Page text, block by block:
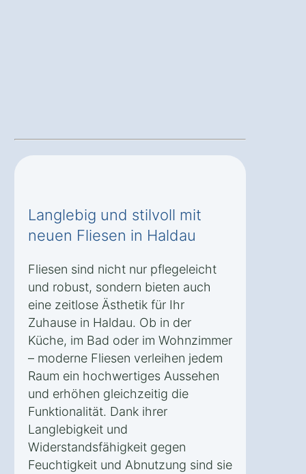
Langlebig und stilvoll mit
neuen Fliesen in Haldau
Fliesen sind nicht nur pflegeleicht
und robust, sondern bieten auch
eine zeitlose Ästhetik für Ihr
Zuhause in Haldau. Ob in der
Küche, im Bad oder im Wohnzimmer
– moderne Fliesen verleihen jedem
Raum ein hochwertiges Aussehen
und erhöhen gleichzeitig die
Funktionalität. Dank ihrer
Langlebigkeit und
Widerstandsfähigkeit gegen
Feuchtigkeit und Abnutzung sind sie